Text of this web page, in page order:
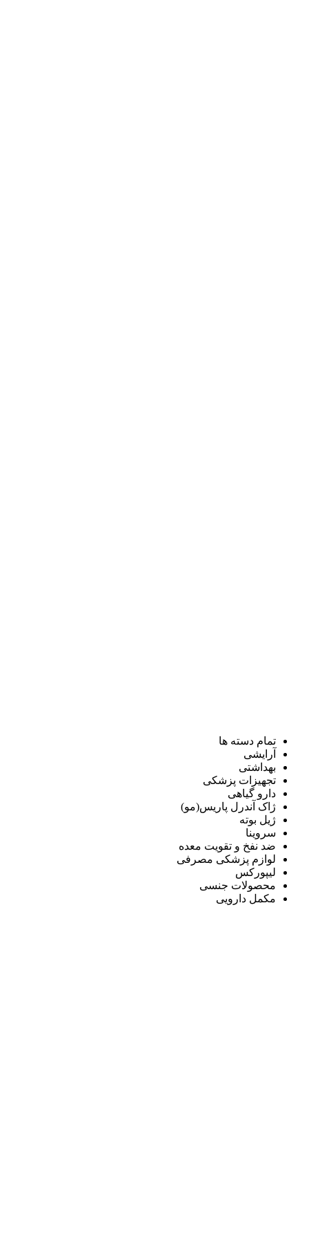
تمام دسته ها
آرایشی
بهداشتی
تجهیزات پزشکی
دارو گیاهی
ژاک آندرل پاریس(مو)
ژیل بوته
سروینا
ضد نفخ و تقویت معده
لوازم پزشکی مصرفی
لیپورکس
محصولات جنسی
مکمل دارویی